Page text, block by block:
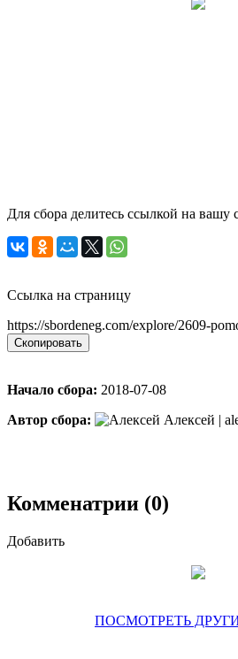
Для сбора делитесь ссылкой на вашу
Ссылка на страницу
https://sbordeneg.com/explore/2609-
Скопировать
Начало сбора: 2018-07-08
Автор сбора:
Алексей |
Комменатрии (0)
Добавить
ПОСМОТРЕТЬ